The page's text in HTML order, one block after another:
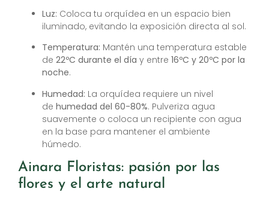
Luz: Coloca tu orquídea en un espacio bien
iluminado, evitando la exposición directa al sol.
Temperatura: Mantén una temperatura estable
de 22ºC durante el día y entre 16ºC y 20ºC por la
noche.
Humedad: La orquídea requiere un nivel
de humedad del 60-80%. Pulveriza agua
suavemente o coloca un recipiente con agua
en la base para mantener el ambiente
húmedo.
Ainara Floristas: pasión por las
flores y el arte natural